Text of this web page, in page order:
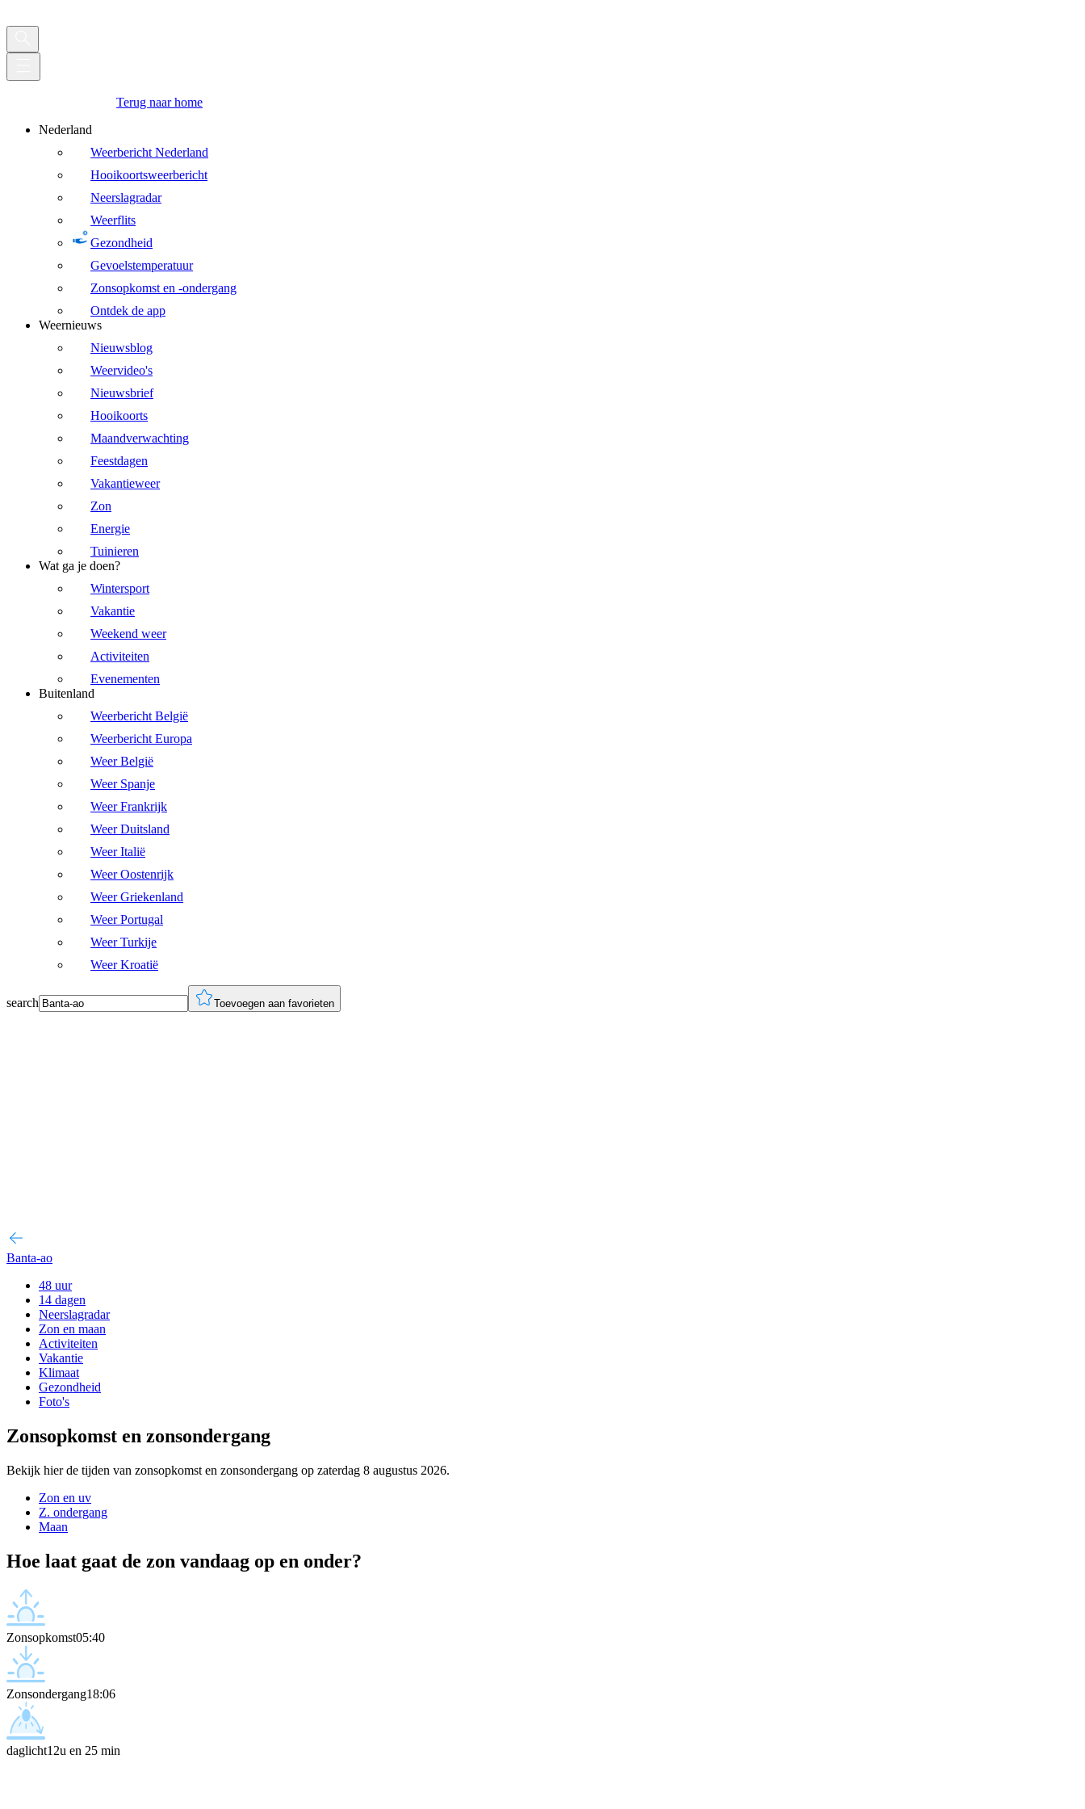
Terug naar home
Nederland
Weerbericht Nederland
Hooikoortsweerbericht
Neerslagradar
Weerflits
Gezondheid
Gevoelstemperatuur
Zonsopkomst en -ondergang
Ontdek de app
Weernieuws
Nieuwsblog
Weervideo's
Nieuwsbrief
Hooikoorts
Maandverwachting
Feestdagen
Vakantieweer
Zon
Energie
Tuinieren
Wat ga je doen?
Wintersport
Vakantie
Weekend weer
Activiteiten
Evenementen
Buitenland
Weerbericht België
Weerbericht Europa
Weer België
Weer Spanje
Weer Frankrijk
Weer Duitsland
Weer Italië
Weer Oostenrijk
Weer Griekenland
Weer Portugal
Weer Turkije
Weer Kroatië
search Toevoegen aan favorieten
Banta-ao
48 uur
14 dagen
Neerslagradar
Zon en maan
Activiteiten
Vakantie
Klimaat
Gezondheid
Foto's
Zonsopkomst en zonsondergang
Bekijk hier de tijden van zonsopkomst en zonsondergang op zaterdag 8 augustus 2026.
Zon en uv
Z. ondergang
Maan
Hoe laat gaat de zon vandaag op en onder?
Zonsopkomst05:40
Zonsondergang18:06
daglicht12u en 25 min